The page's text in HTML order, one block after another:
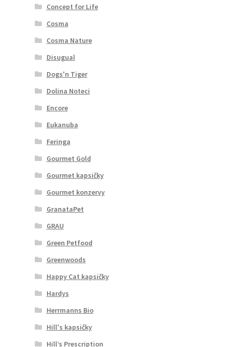
Concept for Life
Cosma
Cosma Nature
Disugual
Dogs'n Tiger
Dolina Noteci
Encore
Eukanuba
Feringa
Gourmet Gold
Gourmet kapsičky
Gourmet konzervy
GranataPet
GRAU
Green Petfood
Greenwoods
Happy Cat kapsičky
Hardys
Herrmanns Bio
Hill's kapsičky
Hill’s Prescription